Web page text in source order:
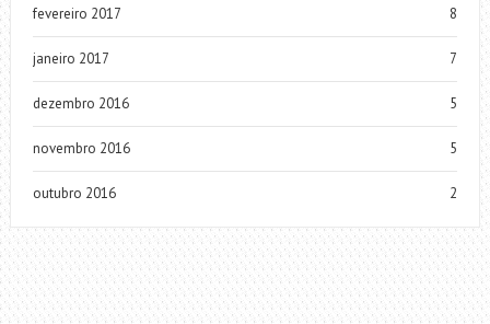
fevereiro 2017 8
janeiro 2017 7
dezembro 2016 5
novembro 2016 5
outubro 2016 2